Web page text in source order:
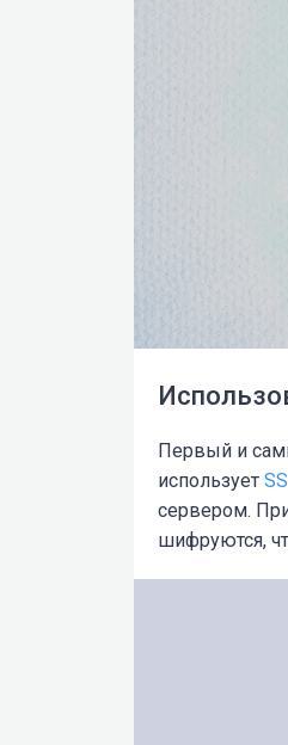
Первый и
использует
сервером.
шифруются,